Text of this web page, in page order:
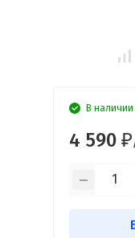
В наличии
4 590 ₽